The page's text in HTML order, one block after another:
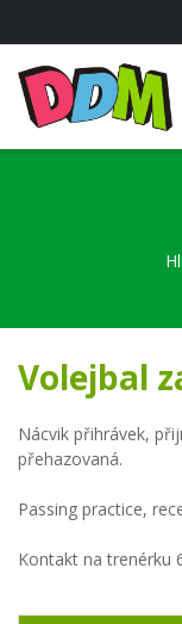
Volejbal
Nácvik přihrávek,
přehazovaná.
Passing practice,
Kontakt na trenérku